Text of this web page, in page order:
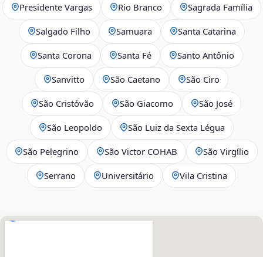
Presidente Vargas Rio Branco Sagrada Família
Salgado Filho Samuara Santa Catarina
Santa Corona Santa Fé Santo Antônio
Sanvitto São Caetano São Ciro
São Cristóvão São Giacomo São José
São Leopoldo São Luiz da Sexta Légua
São Pelegrino São Victor COHAB São Virgílio
Serrano Universitário Vila Cristina